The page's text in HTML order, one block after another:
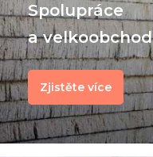
Spolupráce
a velkoobchod
Zjistěte více